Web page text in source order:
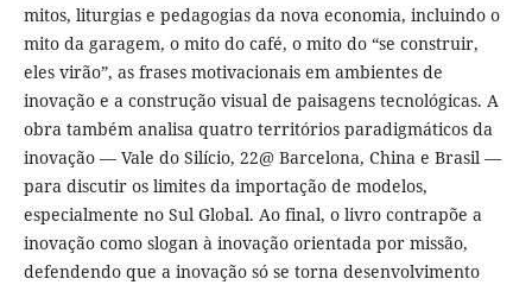
mitos, liturgias e pedagogias da nova economia, incluindo o
mito da garagem, o mito do café, o mito do “se construir,
eles virão”, as frases motivacionais em ambientes de
inovação e a construção visual de paisagens tecnológicas. A
obra também analisa quatro territórios paradigmáticos da
inovação — Vale do Silício, 22@ Barcelona, China e Brasil —
para discutir os limites da importação de modelos,
especialmente no Sul Global. Ao final, o livro contrapõe a
inovação como slogan à inovação orientada por missão,
defendendo que a inovação só se torna desenvolvimento